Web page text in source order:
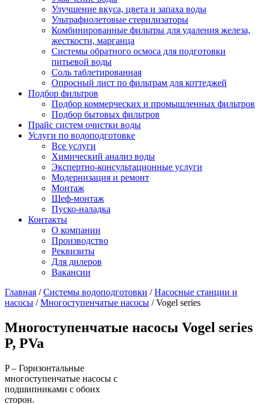
Улучшение вкуса, цвета и запаха воды
Ультрафиолетовые стерилизаторы
Комбинированные фильтры для удаления железа,
жесткости, марганца
Системы обратного осмоса для подготовки
питьевой воды
Соль таблетированная
Опросный лист по фильтрам для коттеджей
Подбор фильтров
Подбор коммерческих и промышленных фильтров
Подбор бытовых фильтров
Прайс систем очистки воды
Услуги по водоподготовке
Все услуги
Химический анализ воды
Экспертно-консультационные услуги
Модернизация и ремонт
Монтаж
Шеф-монтаж
Пуско-наладка
Контакты
О компании
Производство
Реквизиты
Для дилеров
Вакансии
Главная /Системы водоподготовки /Насосные станции и
насосы /Многоступенчатые насосы /Vogel series
Многоступенчатые насосы Vogel series
P, PVa
P – Горизонтальные
многоступенчатые насосы с
подшипниками с обоих
сторон.